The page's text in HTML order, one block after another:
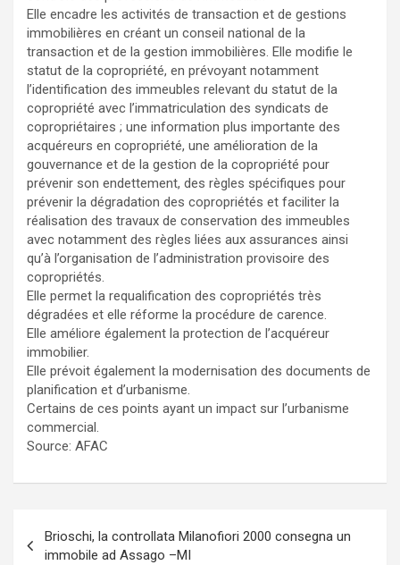
Elle encadre les activités de transaction et de gestions
immobilières en créant un conseil national de la
transaction et de la gestion immobilières. Elle modifie le
statut de la copropriété, en prévoyant notamment
l’identification des immeubles relevant du statut de la
copropriété avec l’immatriculation des syndicats de
copropriétaires ; une information plus importante des
acquéreurs en copropriété, une amélioration de la
gouvernance et de la gestion de la copropriété pour
prévenir son endettement, des règles spécifiques pour
prévenir la dégradation des copropriétés et faciliter la
réalisation des travaux de conservation des immeubles
avec notamment des règles liées aux assurances ainsi
qu’à l’organisation de l’administration provisoire des
copropriétés.
Elle permet la requalification des copropriétés très
dégradées et elle réforme la procédure de carence.
Elle améliore également la protection de l’acquéreur
immobilier.
Elle prévoit également la modernisation des documents de
planification et d’urbanisme.
Certains de ces points ayant un impact sur l’urbanisme
commercial.
Source: AFAC
articoli
Brioschi, la controllata Milanofiori 2000 consegna un
immobile ad Assago –MI